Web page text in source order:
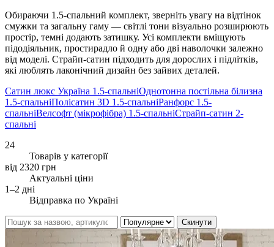
Обираючи 1.5-спальний комплект, зверніть увагу на відтінок
смужки та загальну гаму — світлі тони візуально розширюють
простір, темні додають затишку. Усі комплекти вміщують
підодіяльник, простирадло й одну або дві наволочки залежно
від моделі. Страйп-сатин підходить для дорослих і підлітків,
які люблять лаконічний дизайн без зайвих деталей.
Сатин люкс Україна 1.5-спальніОднотонна постільна білизна
1.5-спальніПолісатин 3D 1.5-спальніРанфорс 1.5-
спальніВелсофт (мікрофібра) 1.5-спальніСтрайп-сатин 2-
спальні
24
Товарів у категорії
від 2320 грн
Актуальні ціни
1–2 дні
Відправка по Україні
Скинути